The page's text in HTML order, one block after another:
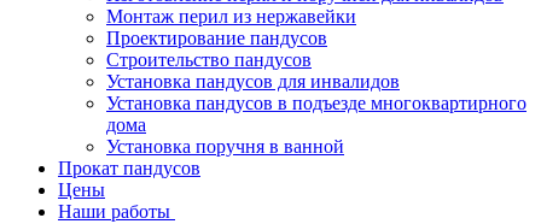
Монтаж перил из нержавейки
Проектирование пандусов
Строительство пандусов
Установка пандусов для инвалидов
Установка пандусов в подъезде многоквартирного
дома
Установка поручня в ванной
Прокат пандусов
Цены
Наши работы